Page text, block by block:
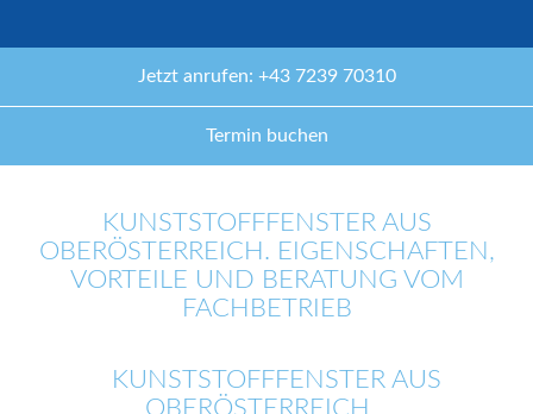
Jetzt anrufen: +43 7239 70310
Termin buchen
KUNSTSTOFFFENSTER AUS
OBERÖSTERREICH. EIGENSCHAFTEN,
VORTEILE UND BERATUNG VOM
FACHBETRIEB
KUNSTSTOFFFENSTER AUS
OBERÖSTERREICH